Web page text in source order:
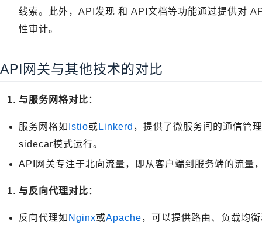
线索。此外，API发现 和 API文档等功能通过提供对
性审计。
API网关与其他技术的对比
与服务网格对比 ：
服务网格如 Istio或 Linkerd ，提供了微服务间的通信管
sidecar模式运行。
API网关专注于北向流量，即从客户端到服务端的流量
与反向代理对比 ：
反向代理如 Nginx或Apache，可以提供路由、负载均